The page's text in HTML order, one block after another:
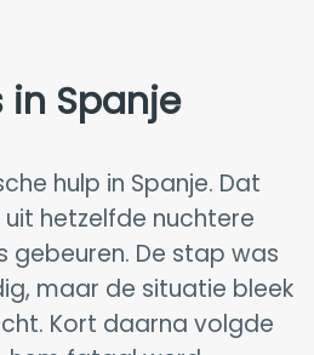
in Spanje
hulp in Spanje. Dat
hetzelfde nuchtere
gebeuren. De stap was
maar de situatie bleek
Kort daarna volgde